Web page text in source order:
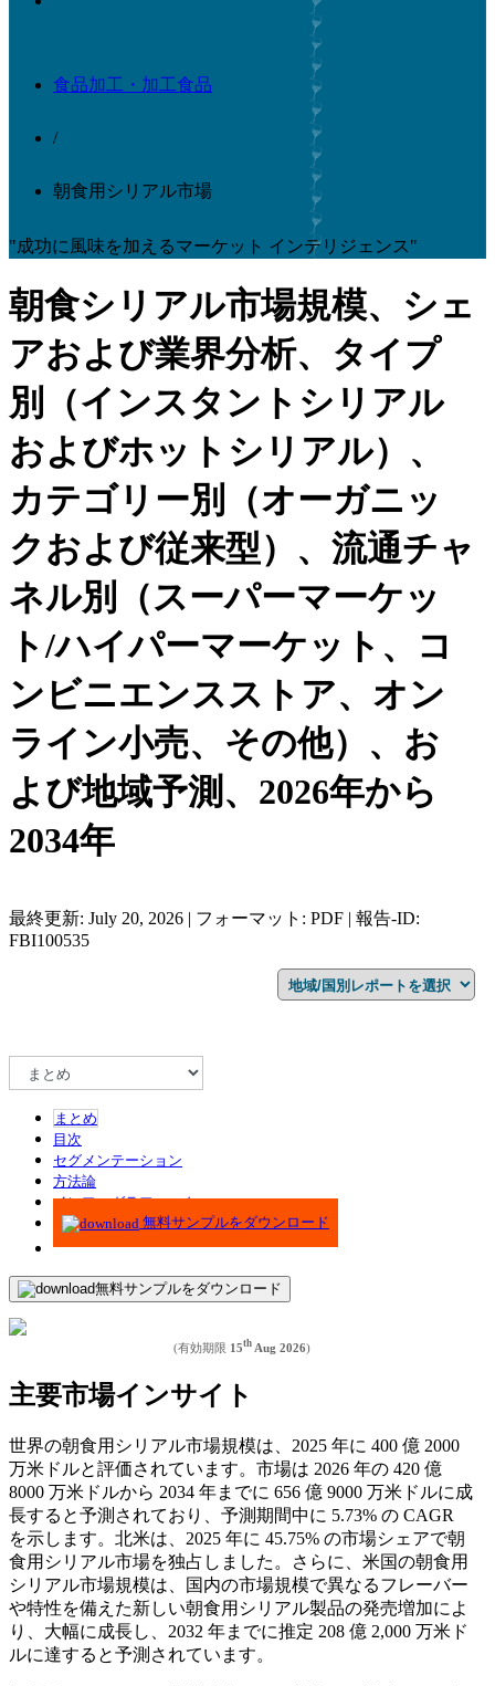
食品加工・加工食品
/
朝食用シリアル市場
"成功に風味を加えるマーケット インテリジェンス"
朝食シリアル市場規模、シェ
アおよび業界分析、タイプ
別（インスタントシリアル
およびホットシリアル）、
カテゴリー別（オーガニッ
クおよび従来型）、流通チャ
ネル別（スーパーマーケッ
ト/ハイパーマーケット、コ
ンビニエンスストア、オン
ライン小売、その他）、お
よび地域予測、2026年から
2034年
最終更新: July 20, 2026 | フォーマット: PDF | 報告-ID:
FBI100535
まとめ
目次
セグメンテーション
方法論
インフォグラフィック
無料サンプルをダウンロード
無料サンプルをダウンロード
(有効期限 15th Aug 2026)
主要市場インサイト
世界の朝食用シリアル市場規模は、2025 年に 400 億 2000
万米ドルと評価されています。市場は 2026 年の 420 億
8000 万米ドルから 2034 年までに 656 億 9000 万米ドルに成
長すると予測されており、予測期間中に 5.73% の CAGR
を示します。北米は、2025 年に 45.75% の市場シェアで朝
食用シリアル市場を独占しました。さらに、米国の朝食用
シリアル市場規模は、国内の市場規模で異なるフレーバー
や特性を備えた新しい朝食用シリアル製品の発売増加によ
り、大幅に成長し、2032 年までに推定 208 億 2,000 万米ド
ルに達すると予測されています。